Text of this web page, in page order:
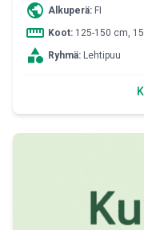
public Alkuperä: FI
straighten Koot: 125-150 cm,
category Ryhmä: Lehtipuu